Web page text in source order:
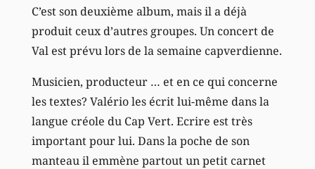
C’est son deuxième album, mais il a déjà
produit ceux d’autres groupes. Un concert de
Val est prévu lors de la semaine capverdienne.
Musicien, producteur … et en ce qui concerne
les textes? Valério les écrit lui-même dans la
langue créole du Cap Vert. Ecrire est très
important pour lui. Dans la poche de son
manteau il emmène partout un petit carnet